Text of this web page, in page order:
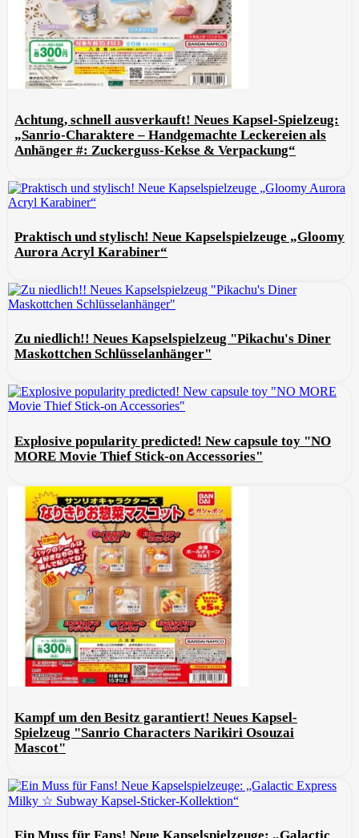
Achtung, schnell ausverkauft! Neues Kapsel-Spielzeug:
„Sanrio-Charaktere – Handgemachte Leckereien als
Anhänger #: Zuckerguss-Kekse & Verpackung“
Praktisch und stylisch! Neue Kapselspielzeuge „Gloomy
Aurora Acryl Karabiner“
Zu niedlich!! Neues Kapselspielzeug "Pikachu's Diner
Maskottchen Schlüsselanhänger"
Explosive popularity predicted! New capsule toy "NO
MORE Movie Thief Stick-on Accessories"
Kampf um den Besitz garantiert! Neues Kapsel-
Spielzeug "Sanrio Characters Narikiri Osouzai
Mascot"